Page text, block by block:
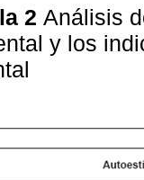
2 Análisis
y los